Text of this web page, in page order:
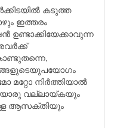
കടുത്ത
ഇത്തരം
മറ്റോ നിര്‍ത്തിയാല്‍
വല്ലായ്കയും
ആസക്തിയും